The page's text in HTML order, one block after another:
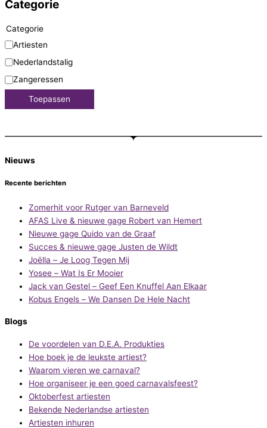
Categorie
Categorie
Artiesten
Nederlandstalig
Zangeressen
Toepassen
Nieuws
Recente berichten
Zomerhit voor Rutger van Barneveld
AFAS Live & nieuwe gage Robert van Hemert
Nieuwe gage Quido van de Graaf
Succes & nieuwe gage Justen de Wildt
Joëlla – Je Loog Tegen Mij
Yosee – Wat Is Er Mooier
Jack van Gestel – Geef Een Knuffel Aan Elkaar
Kobus Engels – We Dansen De Hele Nacht
Blogs
De voordelen van D.E.A. Produkties
Hoe boek je de leukste artiest?
Waarom vieren we carnaval?
Hoe organiseer je een goed carnavalsfeest?
Oktoberfest artiesten
Bekende Nederlandse artiesten
Artiesten inhuren